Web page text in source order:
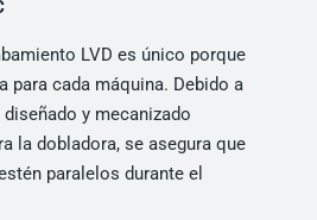
LVD es único porque
para cada máquina. Debido a
y mecanizado
la dobladora, se asegura que
paralelos durante el